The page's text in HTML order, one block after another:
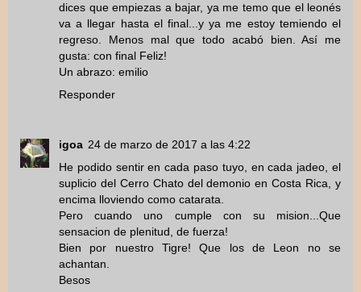
dices que empiezas a bajar, ya me temo que el leonés
va a llegar hasta el final...y ya me estoy temiendo el
regreso. Menos mal que todo acabó bien. Así me
gusta: con final Feliz!
Un abrazo: emilio
Responder
igoa 24 de marzo de 2017 a las 4:22
He podido sentir en cada paso tuyo, en cada jadeo, el
suplicio del Cerro Chato del demonio en Costa Rica, y
encima lloviendo como catarata.
Pero cuando uno cumple con su mision...Que
sensacion de plenitud, de fuerza!
Bien por nuestro Tigre! Que los de Leon no se
achantan.
Besos